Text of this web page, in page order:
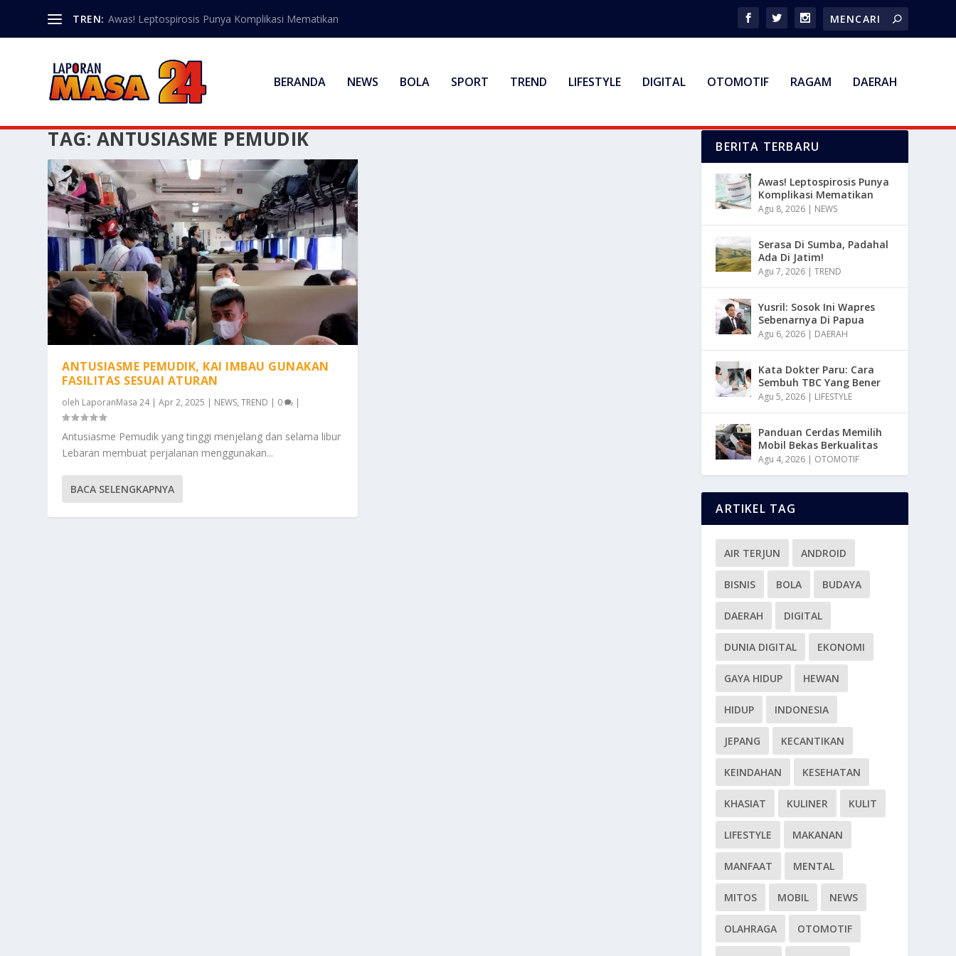
TREN: Awas! Leptospirosis Punya Komplikasi Mematikan
BERANDA NEWS BOLA SPORT TREND LIFESTYLE DIGITAL OTOMOTIF RAGAM DAERAH
TAG: ANTUSIASME PEMUDIK
ANTUSIASME PEMUDIK, KAI IMBAU GUNAKAN
FASILITAS SESUAI ATURAN
oleh LaporanMasa 24|Apr 2, 2025 | NEWS,TREND | 0 |
Antusiasme Pemudik yang tinggi menjelang dan selama libur
Lebaran membuat perjalanan menggunakan...
BACA SELENGKAPNYA
BERITA TERBARU
Awas! Leptospirosis Punya
Komplikasi Mematikan
Agu 8, 2026 | NEWS
Serasa Di Sumba, Padahal
Ada Di Jatim!
Agu 7, 2026 |TREND
Yusril: Sosok Ini Wapres
Sebenarnya Di Papua
Agu 6, 2026 | DAERAH
Kata Dokter Paru: Cara
Sembuh TBC Yang Bener
Agu 5, 2026 | LIFESTYLE
Panduan Cerdas Memilih
Mobil Bekas Berkualitas
Agu 4, 2026 | OTOMOTIF
ARTIKEL TAG
AIR TERJUN ANDROID
BISNIS BOLA BUDAYA
DAERAH DIGITAL
DUNIA DIGITAL EKONOMI
GAYA HIDUP HEWAN
HIDUP INDONESIA
JEPANG KECANTIKAN
KEINDAHAN KESEHATAN
KHASIAT KULINER KULIT
LIFESTYLE MAKANAN
MANFAAT MENTAL
MITOS MOBIL NEWS
OLAHRAGA OTOMOTIF